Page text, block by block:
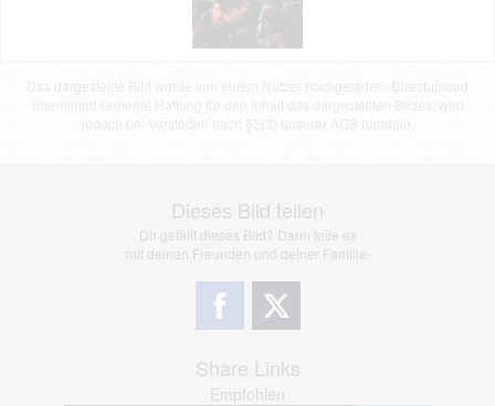
Dieses Bild teilen
Dir gefällt dieses Bild? Dann teile es
mit deinen Freunden und deiner Familie.
Share Links
Empfohlen